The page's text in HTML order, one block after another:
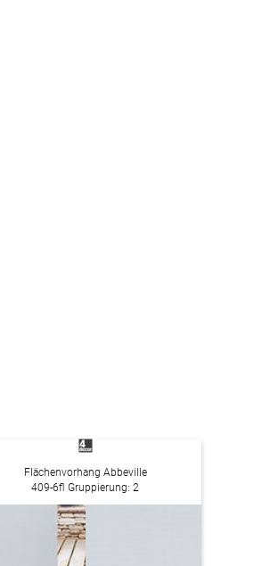
Flächenvorhang Abbeville
409-6fl Gruppierung: 2